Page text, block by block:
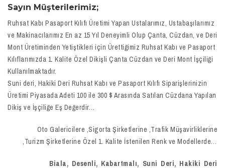
Sayın Müşterilerimiz;
Ruhsat Kabı Pasaport Kılıfı Üretimi Yapan Ustalarımız, Ustabaşılarımız
ve Makinacılarımız En az 15 Yıl Deneyimli Olup Çanta, Cüzdan, ve Deri
Mont Üretiminden Yetiştikleri için Ürettiğimiz Ruhsat Kabı ve Pasaport
Kılıflarımızda 1. Kalite Özel Dikişli Çanta Cüzdan ve Deri Mont İşçiliği
Kullanılmaktadır.
Suni deri, Hakiki Deri Ruhsat Kabı ve Pasaport Kılıfı Siparişlerinizin
Üretimi Piyasada Adeti 100 ile 300 $ Arasında Satılan Cüzdana Yapılan
Dikiş ve İşçiliğe Eş Değerdir…
Oto Galericilere ,Sigorta Şirketlerine ,Trafik Müşavirliklerine
,Turizm Şirketlerine Özel 1. Kalite İstenilen Renk ve Modellerde…
Biala, Desenli, Kabartmalı, Suni Deri, Hakiki Deri